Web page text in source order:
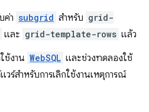
ค่า subgrid สำหรับ grid-
และ grid-template-rows แล้ว
ช้งาน WebSQL และช่วงทดลองใช้
ร์สำหรับการเลิกใช้งานเหตุการณ์